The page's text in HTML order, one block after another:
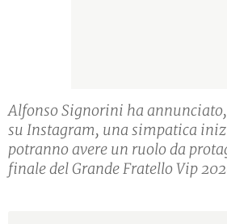
Alfonso Signorini ha
su Instagram, una simpatica
potranno avere un ruolo da
finale del Grande Fratello Vip